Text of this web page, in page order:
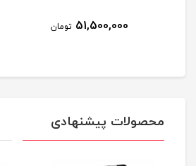
51,500,000 تومان
محصولات پیشنهادی